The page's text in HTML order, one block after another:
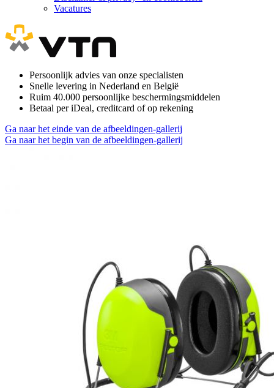
Vacatures
Persoonlijk advies van onze specialisten
Snelle levering in Nederland en België
Ruim 40.000 persoonlijke beschermingsmiddelen
Betaal per iDeal, creditcard of op rekening
Ga naar het einde van de afbeeldingen-gallerij
Ga naar het begin van de afbeeldingen-gallerij